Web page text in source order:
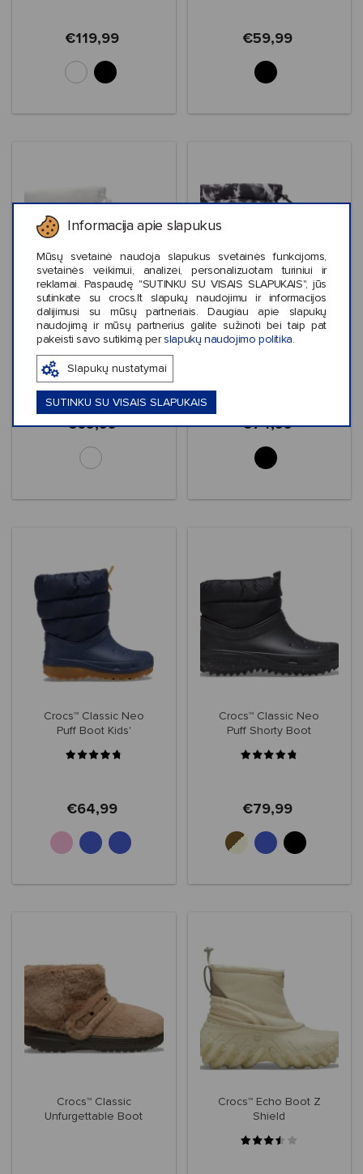
Informacija apie slapukus
Mūsų svetainė naudoja slapukus svetainės funkcijoms,
svetainės veikimui, analizei, personalizuotam turiniui ir
reklamai. Paspaudę "SUTINKU SU VISAIS SLAPUKAIS", jūs
sutinkate su crocs.lt slapukų naudojimu ir informacijos
dalijimusi su mūsų partneriais. Daugiau apie slapukų
naudojimą ir mūsų partnerius galite sužinoti bei taip pat
pakeisti savo sutikimą per slapukų naudojimo politika
Slapukų nustatymai
SUTINKU SU VISAIS SLAPUKAIS
€119,99 €59,99
Crocs™ Classic Lined
Neo Puff Boot
€69,99
Crocs™ Classic Lined
Neo Puff Tie Dye
€74,99
Crocs™ Classic Neo
Puff Boot Kids'
€64,99
Crocs™ Classic Neo
Puff Shorty Boot
€79,99
Crocs™ Classic
Unfurgettable Boot
Crocs™ Echo Boot Z
Shield